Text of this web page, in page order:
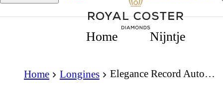
Home Nijntje
Home Longines